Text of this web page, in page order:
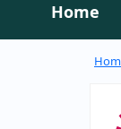
Home